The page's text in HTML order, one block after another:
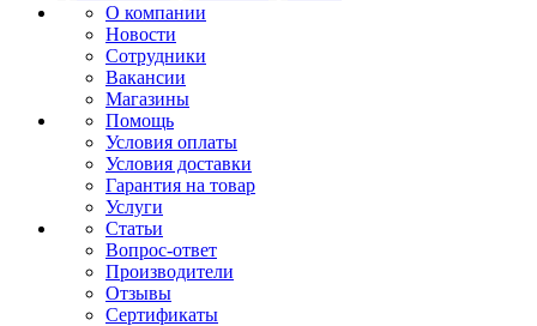
О компании
Новости
Сотрудники
Вакансии
Магазины
Помощь
Условия оплаты
Условия доставки
Гарантия на товар
Услуги
Статьи
Вопрос-ответ
Производители
Отзывы
Сертификаты